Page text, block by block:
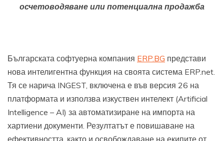
осчетоводяване или потенциална продажба
Българската софтуерна компания ERP.BG представи
нова интелигентна функция на своята система ERP.net.
Тя се нарича INGEST, включена е във версия 26 на
платформата и използва изкуствен интелект (Artificial
Intelligence – AI) за автоматизиране на импорта на
хартиени документи. Резултатът е повишаване на
ефективността, както и освобождаване на екипите от